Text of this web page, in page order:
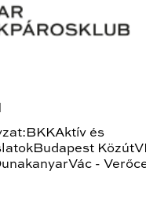
és
-